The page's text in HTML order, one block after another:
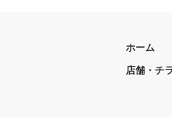
ホーム
店舗・チ